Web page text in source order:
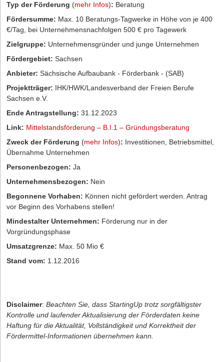
Typ der Förderung (mehr Infos): Beratung
Fördersumme: Max. 10 Beratungs-Tagwerke in Höhe von je 400
€/Tag, bei Unternehmensnachfolgen 500 € pro Tagewerk
Zielgruppe: Unternehmensgründer und junge Unternehmen
Fördergebiet: Sachsen
Anbieter: Sächsische Aufbaubank - Förderbank - (SAB)
Projektträger: IHK/HWK/Landesverband der Freien Berufe
Sachsen e.V.
Ende Antragstellung: 31.12.2023
Link: Mittelstandsförderung – B.I.1 – Gründungsberatung
Zweck der Förderung (mehr Infos): Investitionen, Betriebsmittel,
Übernahme Unternehmen
Personenbezogen: Ja
Unternehmensbezogen: Nein
Begonnene Vorhaben: Können nicht gefördert werden. Antrag
vor Beginn des Vorhabens stellen!
Mindestalter Unternehmen: Förderung nur in der
Vorgründungsphase
Umsatzgrenze: Max. 50 Mio €
Stand vom: 1.12.2016
Disclaimer: Beachten Sie, dass StartingUp trotz sorgfältigster
Kontrolle und laufender Aktualisierung der Förderdaten keine
Haftung für die Aktualität, Vollständigkeit und Korrektheit der
Fördermittel-Informationen übernehmen kann.